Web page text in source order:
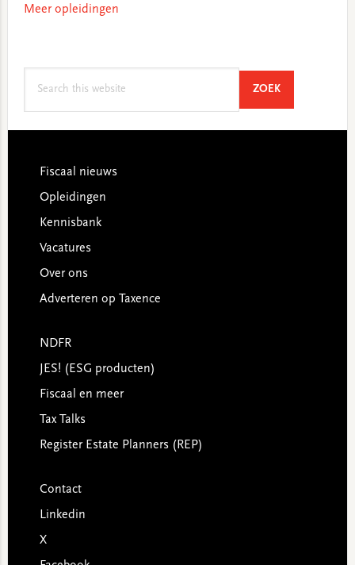
Meer opleidingen
ZOEKSEARCH
Footer
Fiscaal nieuws
Opleidingen
Kennisbank
Vacatures
Over ons
Adverteren op Taxence
NDFR
JES! (ESG producten)
Fiscaal en meer
Tax Talks
Register Estate Planners (REP)
Contact
Linkedin
X